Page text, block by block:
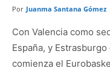
Por Juanma Santana Gómez
Con Valencia como
España, y
comienza el